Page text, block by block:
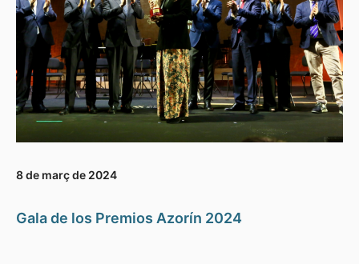
8 de març de 2024
Gala de los Premios Azorín 2024